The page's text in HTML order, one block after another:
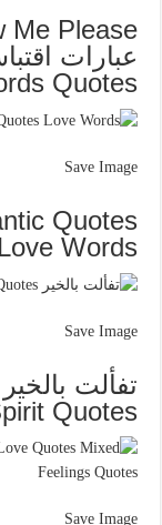
Quotes
Save Image
Quotes
Love Words
Save Image
Quotes
Save Image